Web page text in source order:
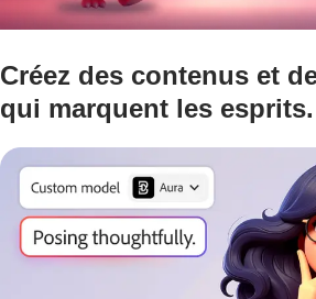
Créez des contenus et
qui marquent les esprits.